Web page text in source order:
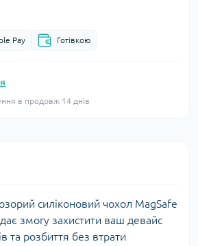
Pay Готівкою
в продовж 14 днів
силіконовий чохол MagSafe
змогу захистити ваш девайс
та розбиття без втрати